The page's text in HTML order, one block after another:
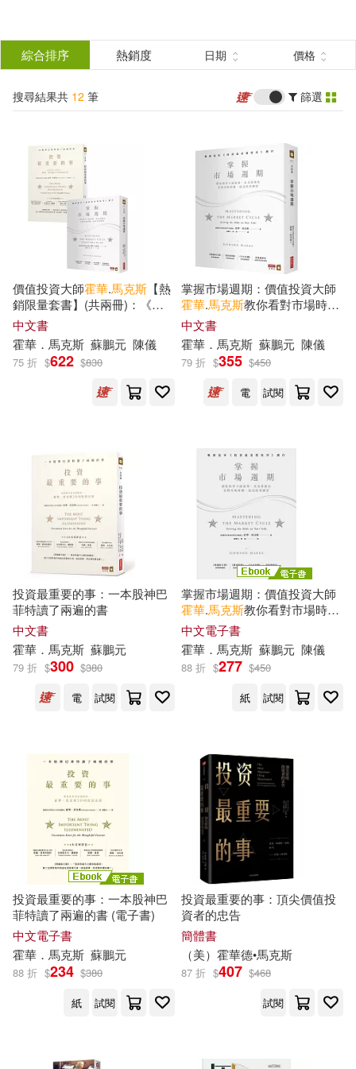
結
分類 (單選)
所有商品(12) 圖書(9)
影音(1)
(可複選)
霍華．馬克斯(6)
(美)霍華德·馬克斯(1)
Howard Marks(1)
查理．蒙格(1)
（美）霍華德·馬克斯(1)
（美）霍華德•馬克斯(1)
出版社 (可複選)
Deutsche Grammophon(1)
Hodder&Stoughton(1)
Ingram(1)
配送方式
可超商取貨(10)
綜合排序 熱銷度 日期 價格
搜尋結果共 12 筆 篩選
價值投資大師霍華.馬克斯 【熱
銷限量套書】(共兩冊)：《投
資最重要的事》+《掌握市場週
期》
中文書
霍華 ． 馬克斯 蘇鵬元 陳儀
75 折 $622 $830
掌握市場週期：價值投資大師
霍華.馬克斯教你看對市場時
機，提高投資勝算
中文書
霍華 ． 馬克斯 蘇鵬元 陳儀
79 折 $355 $450
電
試閱
投資最重要的事：一本股神巴
菲特讀了兩遍的書
中文書
霍華 ． 馬克斯 蘇鵬元
79 折 $300 $380
電
試閱
掌握市場週期：價值投資大師
霍華.馬克斯教你看對市場時
機，提高投資勝算 (電子書)
中文電子書
霍華 ． 馬克斯 蘇鵬元 陳儀
88 折 $277 $450
紙
試閱
投資最重要的事：一本股神巴
菲特讀了兩遍的書 (電子書)
中文電子書
霍華 ． 馬克斯 蘇鵬元
88 折 $234 $380
紙
試閱
投資最重要的事：頂尖價值投
資者的忠告
簡體書
（美） 霍華德•馬克斯
87 折 $407 $468
試閱